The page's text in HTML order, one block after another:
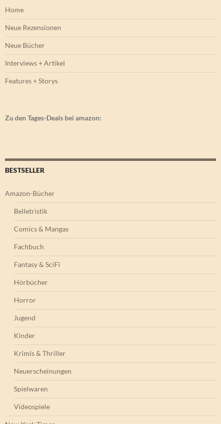
Home
Neue Rezensionen
Neue Bücher
Interviews + Artikel
Features + Storys
Zu den Tages-Deals bei amazon:
BESTSELLER
Amazon-Bücher
Belletristik
Comics & Mangas
Fachbuch
Fantasy & SciFi
Hörbücher
Horror
Jugend
Kinder
Krimis & Thriller
Neuerscheinungen
Spielwaren
Videospiele